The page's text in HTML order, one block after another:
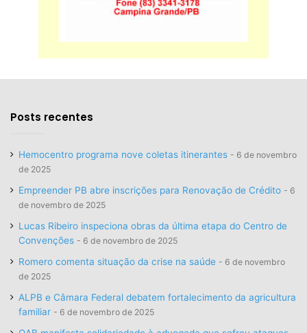
Posts recentes
Hemocentro programa nove coletas itinerantes
6 de novembro
de 2025
Empreender PB abre inscrições para Renovação de Crédito
6
de novembro de 2025
Lucas Ribeiro inspeciona obras da última etapa do Centro de
Convenções
6 de novembro de 2025
Romero comenta situação da crise na saúde
6 de novembro
de 2025
ALPB e Câmara Federal debatem fortalecimento da agricultura
familiar
6 de novembro de 2025